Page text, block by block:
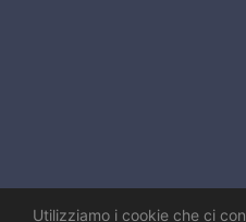
Utilizziamo i cookie che ci